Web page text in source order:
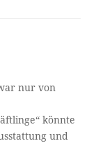
nur von
könnte
und